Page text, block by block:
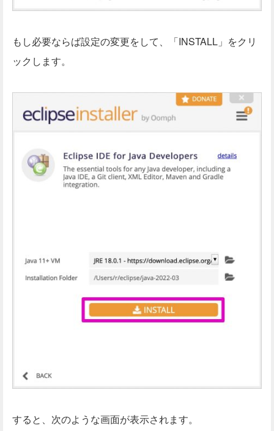
もし必要ならば設定の変更をして、「INSTALL」をクリ
ックします。
すると、次のような画面が表示されます。